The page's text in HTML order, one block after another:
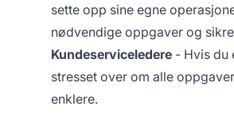
sette opp sine egne
nødvendige oppgaver og
Kundeserviceledere - Hvis du
stresset over om alle
enklere.